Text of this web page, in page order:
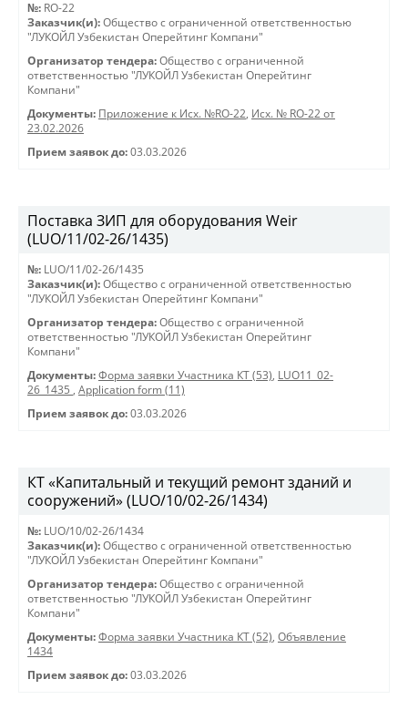
№: RO-22
Заказчик(и): Общество с ограниченной ответственностью
"ЛУКОЙЛ Узбекистан Оперейтинг Компани"
Организатор тендера: Общество с ограниченной
ответственностью "ЛУКОЙЛ Узбекистан Оперейтинг
Компани"
Документы: Приложение к Исх. №RO-22, Исх. № RO-22 от
23.02.2026
Прием заявок до: 03.03.2026
Поставка ЗИП для оборудования Weir
(LUO/11/02-26/1435)
№: LUO/11/02-26/1435
Заказчик(и): Общество с ограниченной ответственностью
"ЛУКОЙЛ Узбекистан Оперейтинг Компани"
Организатор тендера: Общество с ограниченной
ответственностью "ЛУКОЙЛ Узбекистан Оперейтинг
Компани"
Документы: Форма заявки Участника КТ (53), LUO11_02-
26_1435 , Application form (11)
Прием заявок до: 03.03.2026
КТ «Капитальный и текущий ремонт зданий и
сооружений» (LUO/10/02-26/1434)
№: LUO/10/02-26/1434
Заказчик(и): Общество с ограниченной ответственностью
"ЛУКОЙЛ Узбекистан Оперейтинг Компани"
Организатор тендера: Общество с ограниченной
ответственностью "ЛУКОЙЛ Узбекистан Оперейтинг
Компани"
Документы: Форма заявки Участника КТ (52), Объявление
1434
Прием заявок до: 03.03.2026